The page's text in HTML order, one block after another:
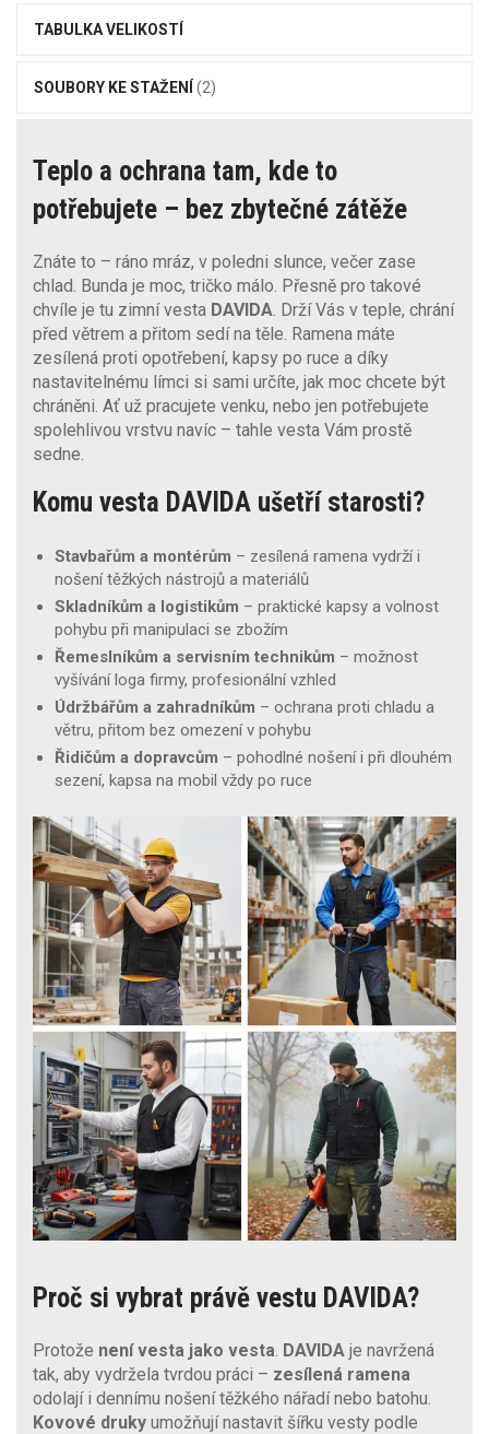
TABULKA VELIKOSTÍ
SOUBORY KE STAŽENÍ (2)
Teplo a ochrana tam, kde to
potřebujete – bez zbytečné zátěže
Znáte to – ráno mráz, v poledni slunce, večer zase
chlad. Bunda je moc, tričko málo. Přesně pro takové
chvíle je tu zimní vesta DAVIDA . Drží Vás v teple, chrání
před větrem a přitom sedí na těle. Ramena máte
zesílená proti opotřebení, kapsy po ruce a díky
nastavitelnému límci si sami určíte, jak moc chcete být
chráněni. Ať už pracujete venku, nebo jen potřebujete
spolehlivou vrstvu navíc – tahle vesta Vám prostě
sedne.
Komu vesta DAVIDA ušetří starosti?
Stavbařům a montérům – zesílená ramena vydrží i
nošení těžkých nástrojů a materiálů
Skladníkům a logistikům – praktické kapsy a volnost
pohybu při manipulaci se zbožím
Řemeslníkům a servisním technikům – možnost
vyšívání loga firmy, profesionální vzhled
Údržbářům a zahradníkům – ochrana proti chladu a
větru, přitom bez omezení v pohybu
Řidičům a dopravcům – pohodlné nošení i při dlouhém
sezení, kapsa na mobil vždy po ruce
Proč si vybrat právě vestu DAVIDA?
Protože není vesta jako vesta DAVIDA je navržená
tak, aby vydržela tvrdou práci – zesílená ramena
odolají i dennímu nošení těžkého nářadí nebo batohu.
Kovové druky umožňují nastavit šířku vesty podle